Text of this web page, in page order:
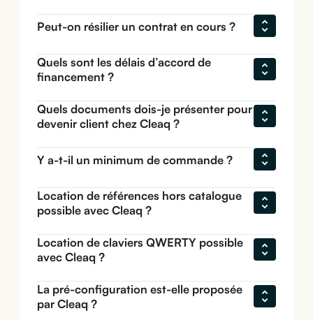
Peut-on résilier un contrat en cours ?
Quels sont les délais d’accord de
financement ?
Quels documents dois-je présenter pour
devenir client chez Cleaq ?
Y a-t-il un minimum de commande ?
Location de références hors catalogue
possible avec Cleaq ?
Location de claviers QWERTY possible
avec Cleaq ?
La pré-configuration est-elle proposée
par Cleaq ?